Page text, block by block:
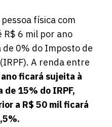
física com
6 mil por ano
0% do Imposto de
A renda entre
ficará sujeita à
15% do IRPF,
a R$ 50 mil ficará